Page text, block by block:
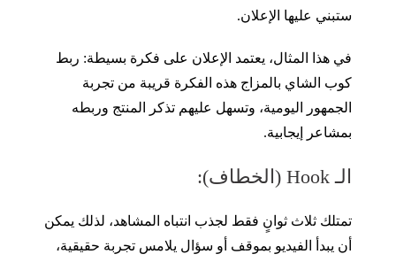
ستبني عليها الإعلان.
في هذا المثال، يعتمد الإعلان على فكرة بسيطة: ربط
كوب الشاي بالمزاج هذه الفكرة قريبة من تجربة
الجمهور اليومية، وتسهل عليهم تذكر المنتج وربطه
بمشاعر إيجابية.
الـ Hook (الخطاف):
تمتلك ثلاث ثوانٍ فقط لجذب انتباه المشاهد، لذلك يمكن
أن يبدأ الفيديو بموقف أو سؤال يلامس تجربة حقيقية،